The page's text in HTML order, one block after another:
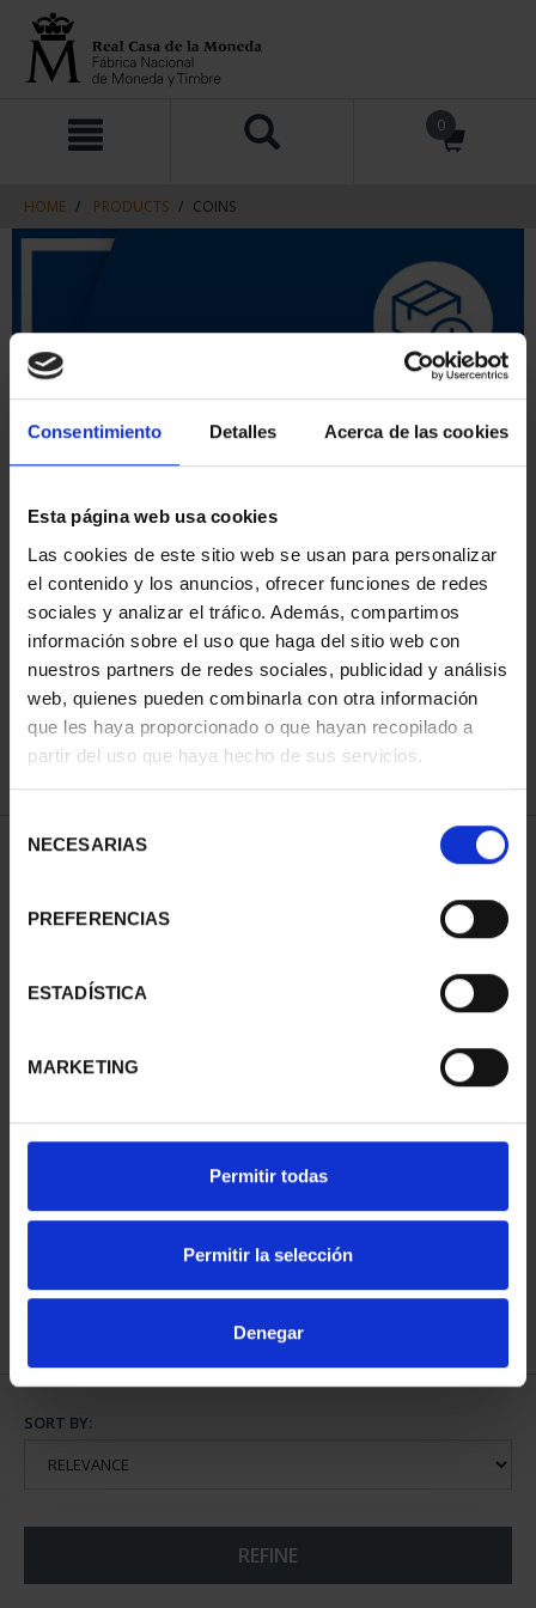
Consentimiento Detalles Acerca de las cookies
Esta página web usa cookies
Las cookies de este sitio web se usan para personalizar
el contenido y los anuncios, ofrecer funciones de redes
sociales y analizar el tráfico. Además, compartimos
información sobre el uso que haga del sitio web con
nuestros partners de redes sociales, publicidad y análisis
web, quienes pueden combinarla con otra información
que les haya proporcionado o que hayan recopilado a
partir del uso que haya hecho de sus servicios.
NECESARIAS
PREFERENCIAS
ESTADÍSTICA
MARKETING
Permitir todas
Permitir la selección
Denegar
navigation
0
HOME PRODUCTS COINS
SORT BY:
REFINE
1 Products found
SPANISH CAPITALS -
€73.00
SORT BY:
REFINE